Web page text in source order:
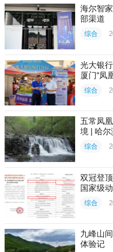
海尔智
部渠道
综合
光大银
厦门“凤
综合
五常凤
境 | 哈尔
综合
双冠登
国家级
综合
九峰山
体验记